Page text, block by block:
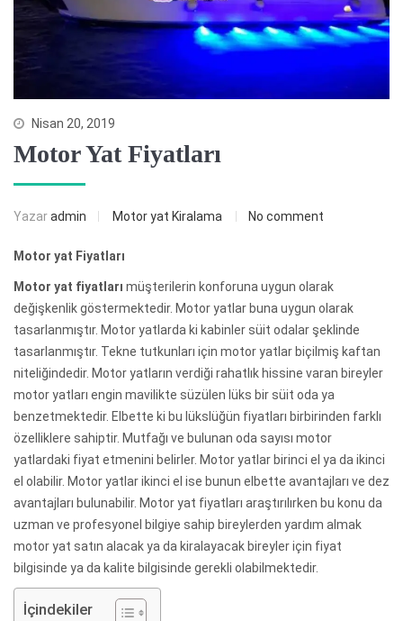
Nisan 20, 2019
Motor Yat Fiyatları
Yazaradmin Motor yat Kiralama No comment
Motor yat Fiyatları
Motor yat fiyatları müşterilerin konforuna uygun olarak
değişkenlik göstermektedir. Motor yatlar buna uygun olarak
tasarlanmıştır. Motor yatlarda ki kabinler süit odalar şeklinde
tasarlanmıştır. Tekne tutkunları için motor yatlar biçilmiş kaftan
niteliğindedir. Motor yatların verdiği rahatlık hissine varan bireyler
motor yatları engin mavilikte süzülen lüks bir süit oda ya
benzetmektedir. Elbette ki bu lükslüğün fiyatları birbirinden farklı
özelliklere sahiptir. Mutfağı ve bulunan oda sayısı motor
yatlardaki fiyat etmenini belirler. Motor yatlar birinci el ya da ikinci
el olabilir. Motor yatlar ikinci el ise bunun elbette avantajları ve dez
avantajları bulunabilir. Motor yat fiyatları araştırılırken bu konu da
uzman ve profesyonel bilgiye sahip bireylerden yardım almak
motor yat satın alacak ya da kiralayacak bireyler için fiyat
bilgisinde ya da kalite bilgisinde gerekli olabilmektedir.
İçindekiler